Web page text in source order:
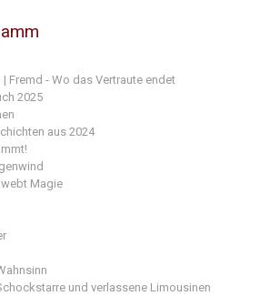
| Fremd - Wo das Vertraute endet
2025
aus 2024
Magie
und verlassene Limousinen